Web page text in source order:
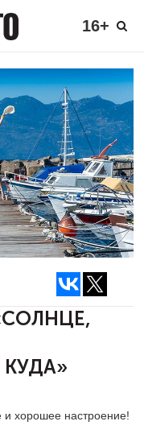
16+
КУДА»
хорошее настроение!